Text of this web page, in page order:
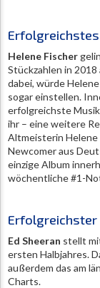
Helene Fischer
Stückzahlen in
dabei, würde
sogar einstellen.
erfolgreichste
ihr – eine weitere
Altmeisterin Helene
Newcomer aus
einzige Album
wöchentliche #1-
Erfolgreichster
Ed Sheeran stellt
ersten Halbjahres.
außerdem das am
Charts.